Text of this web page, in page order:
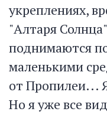
укреплениях,
"Алтаря
поднимаются
маленькими
от Пропилеи...
Но я уже все